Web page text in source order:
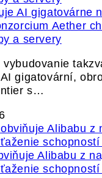
AI gigatovárne
Aether
a servery
vybudovanie
gigatovární,
s…
Alibabu z
schopností